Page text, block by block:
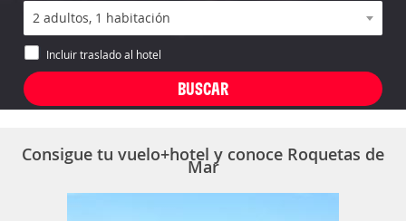
Incluir traslado al hotel
Consigue tu vuelo+hotel y conoce Roquetas de
Mar